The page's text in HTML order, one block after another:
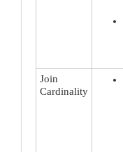
Join
Cardinality